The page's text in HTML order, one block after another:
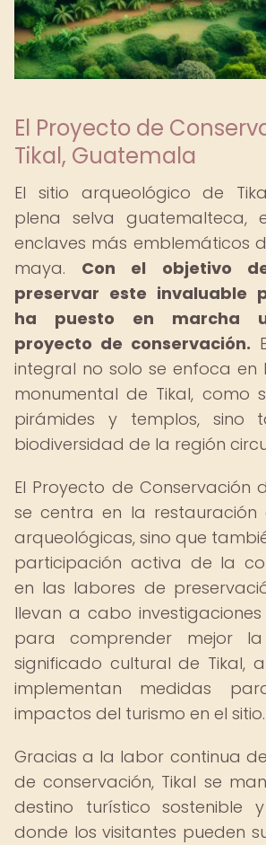
El Proyecto de
Tikal, Guatemala
El sitio arqueológico de
plena selva guatemalteca,
enclaves más emblemáticos
maya. Con el objetivo
preservar este invaluable
ha puesto en marcha
proyecto de conservación.
integral no solo se enfoca en
monumental de Tikal, como
pirámides y templos, sino
biodiversidad de la región
El Proyecto de Conservación
se centra en la restauración
arqueológicas, sino que
participación activa de la
en las labores de
llevan a cabo
para comprender mejor
significado cultural de Tikal,
implementan medidas
impactos del turismo en el sitio.
Gracias a la labor continua
de conservación, Tikal se
destino turístico sostenible
donde los visitantes pueden